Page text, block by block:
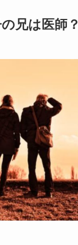
兄は医師？